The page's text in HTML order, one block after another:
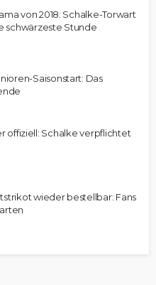
von 2018: Schalke-Torwart
schwärzeste Stunde
Saisonstart: Das
offiziell: Schalke verpflichtet
wieder bestellbar: Fans